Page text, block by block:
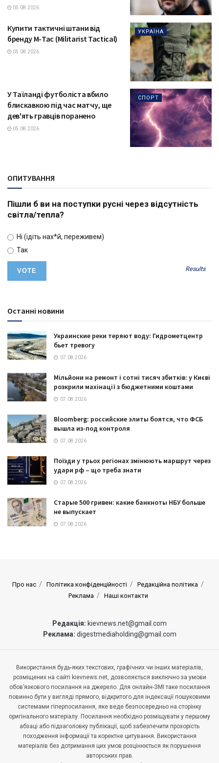
05.08.2026
УКРАЇНА
Купити тактичні штани від
бренду М-Тас (Militarist Tactical)
05.08.2026
СПОРТ
У Таїланді футболіста вбило
блискавкою під час матчу, ще
дев'ять гравців поранено
05.08.2026
ОПИТУВАННЯ
Пішли б ви на поступки русні через відсутність
світла/тепла?
Ні (ідіть нах*й, переживем)
Так
Results
Останні новини
Украинские реки теряют воду: Гидрометцентр
бьет тревогу
07.08.2026
Мільйони на ремонт і сотні тисяч збитків: у Києві
розкрили махінації з бюджетними коштами
07.08.2026
Bloomberg: российские элиты боятся, что ФСБ
вышла из-под контроля
07.08.2026
Поїзди у трьох регіонах змінюють маршрут через
удари рф – що треба знати
07.08.2026
Старые 500 гривен: какие банкноты НБУ больше
не выпускает
07.08.2026
Про нас Політика конфіденційності
Редакційна політика
Реклама
Наші контакти
Редакція: kievnews.net@gmail.com
Реклама: digestmediaholding@gmail.com
Використання будь-яких текстових, графічних чи інших матеріалів,
розміщених на сайті kievnews.net, дозволяється виключно за умови
обов’язкового посилання на джерело. Для онлайн-ЗМІ таке посилання
повинно бути у вигляді прямого, відкритого для індексації пошуковими
системами гіперпосилання, яке веде безпосередньо на сторінку
оригінального матеріалу. Посилання необхідно розміщувати у першому
абзаці або підзаголовку публікації, щоб забезпечити прозорість
походження інформації та коректне цитування. Використання
матеріалів без дотримання цих умов розцінюється як порушення
авторських прав.